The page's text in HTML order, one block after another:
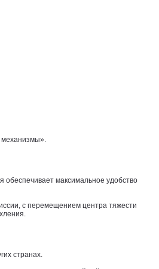
механизмы».
максимальное удобство
с перемещением центра тяжести
странах.